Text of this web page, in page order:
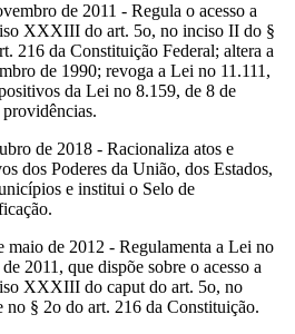
de 2011 - Regula o acesso a
XXXIII do art. 5o, no inciso II do §
216 da Constituição Federal; altera a
de 1990; revoga a Lei no 11.111,
da Lei no 8.159, de 8 de
de 2018 - Racionaliza atos e
dos Poderes da União, dos Estados,
e institui o Selo de
maio de 2012 - Regulamenta a Lei no
2011, que dispõe sobre o acesso a
XXXIII do caput do art. 5o, no
§ 2o do art. 216 da Constituição.